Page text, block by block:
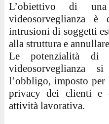
L’obiettivo di
videosorveglianza
intrusioni di soggetti
alla struttura e
Le potenzialità
videosorveglianza
l’obbligo, imposto
privacy dei clienti e
attività lavorativa.